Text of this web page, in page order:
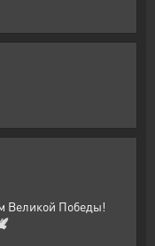
Великой Победы!